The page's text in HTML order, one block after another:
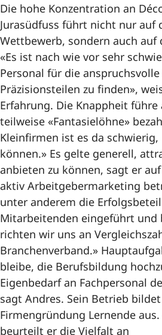
Die hohe Konzentration an
Jurasüdfuss führt nicht nur auf
Wettbewerb, sondern auch auf
«Es ist nach wie vor sehr
Personal für die
Präzisionsteilen zu finden»,
Erfahrung. Die Knappheit führe
teilweise «Fantasielöhne»
Kleinfirmen ist es da
können.» Es gelte generell,
anbieten zu können, sagt er
aktiv Arbeitgebermarketing
unter anderem die
Mitarbeitenden eingeführt und
richten wir uns an
Branchenverband.»
bleibe, die Berufsbildung
Eigenbedarf an Fachpersonal
sagt Andres. Sein Betrieb
Firmengründung Lernende
beurteilt er die Vielfalt an